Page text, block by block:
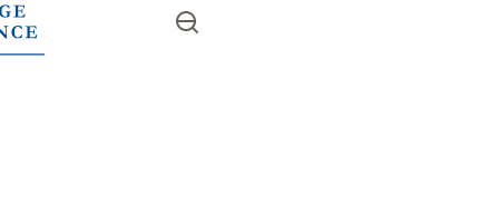
Aller
au
RECHERCHER
Ouvrir